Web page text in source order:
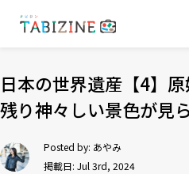
日本の世界遺産【4】
残り神々しい景色が見
Posted by: あやみ
掲載日: Jul 3rd, 2024